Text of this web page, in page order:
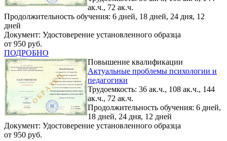
ак.ч., 72 ак.ч.
Продолжительность обучения: 6 дней, 18 дней, 24 дня, 12
дней
Документ: Удостоверение установленного образца
от 950 руб.
ПОДРОБНО
Повышение квалификации
Актуальные проблемы психологии и
педагогики
Трудоемкость: 36 ак.ч., 108 ак.ч., 144
ак.ч., 72 ак.ч.
Продолжительность обучения: 6 дней,
18 дней, 24 дня, 12 дней
Документ: Удостоверение установленного образца
от 950 руб.